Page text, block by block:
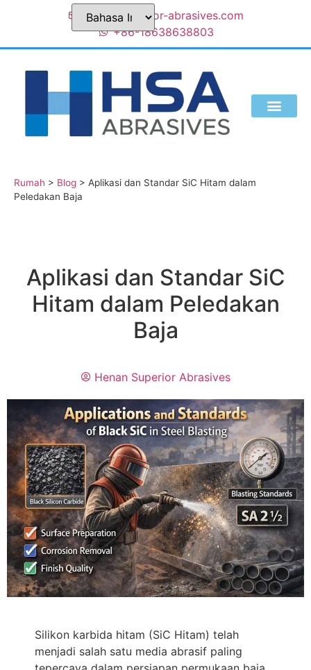
Sales@superior-abrasives.com
+86-18638638803
Rumah > Blog > Aplikasi dan Standar SiC Hitam dalam
Peledakan Baja
Aplikasi dan Standar SiC
Hitam dalam Peledakan
Baja
Henan Superior Abrasives
Silikon karbida hitam (SiC Hitam) telah
menjadi salah satu media abrasif paling